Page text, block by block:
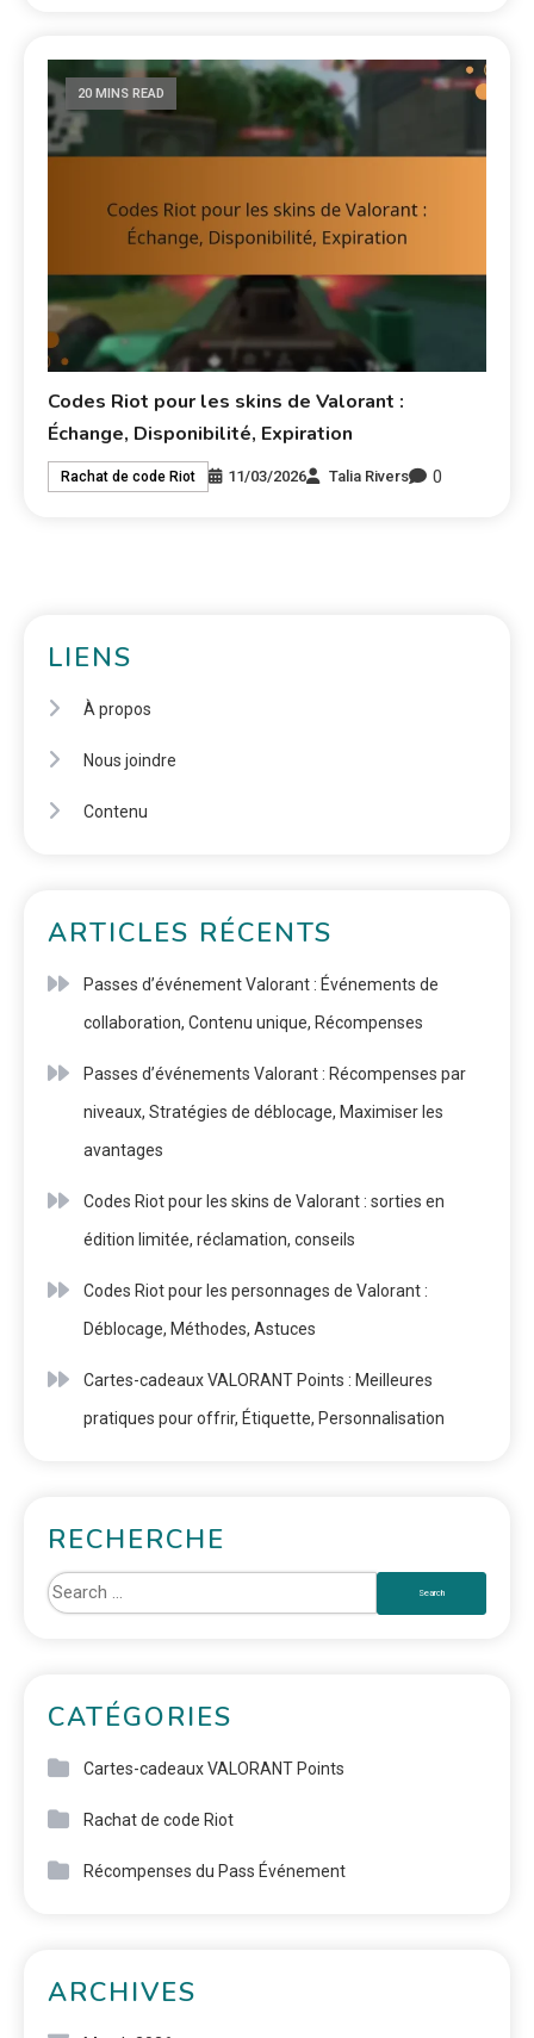
20 MINS READ
Codes Riot pour les skins de Valorant :
Échange, Disponibilité, Expiration
Rachat de code Riot 11/03/2026 Talia Rivers 0
LIENS
À propos
Nous joindre
Contenu
ARTICLES RÉCENTS
Passes d’événement Valorant : Événements de
collaboration, Contenu unique, Récompenses
Passes d’événements Valorant : Récompenses par
niveaux, Stratégies de déblocage, Maximiser les
avantages
Codes Riot pour les skins de Valorant : sorties en
édition limitée, réclamation, conseils
Codes Riot pour les personnages de Valorant :
Déblocage, Méthodes, Astuces
Cartes-cadeaux VALORANT Points : Meilleures
pratiques pour offrir, Étiquette, Personnalisation
RECHERCHE
CATÉGORIES
Cartes-cadeaux VALORANT Points
Rachat de code Riot
Récompenses du Pass Événement
ARCHIVES